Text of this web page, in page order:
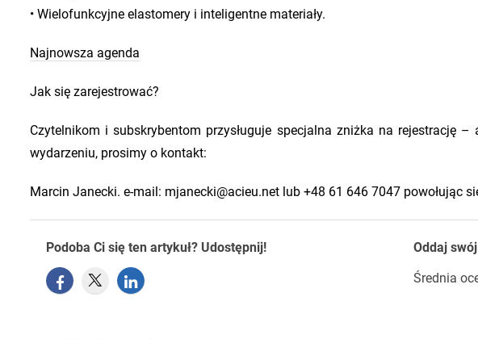
• Wielofunkcyjne elastomery i inteligentne materiały.
Najnowsza agenda
Jak się zarejestrować?
Czytelnikom i subskrybentom przysługuje specjalna zniżka na rejestrację
wydarzeniu, prosimy o kontakt:
Marcin Janecki. e-mail: mjanecki@acieu.net lub +48 61 646 7047 powołując
Podoba Ci się ten artykuł? Udostępnij! Oddaj
Średnia